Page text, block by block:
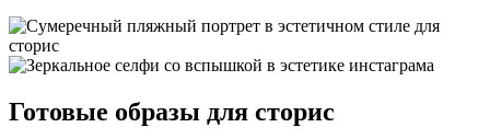
Готовые образы для сторис